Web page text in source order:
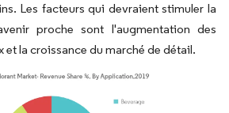
Les facteurs qui devraient stimuler la
proche sont l'augmentation des
et la croissance du marché de détail.